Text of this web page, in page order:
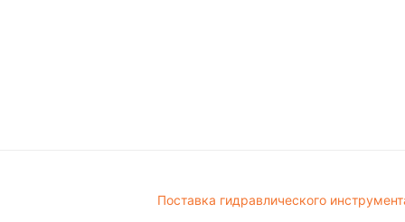
Поставка гидравлического